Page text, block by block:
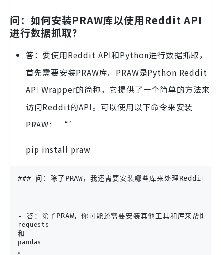
问：如何安装PRAW库以使用Reddit API
进行数据抓取？
答：要使用Reddit API和Python进行数据抓取，
首先需要安装PRAW库。PRAW是Python Reddit
API Wrapper的简称，它提供了一个简单的方法来
访问Reddit的API。可以使用以下命令来安装
PRAW： “`
pip install praw
### 问：除了PRAW，我还需要安装哪些库来处理Reddit数
- 答：除了PRAW，你可能还需要安装其他工具和库来帮助处
requests
和
pandas
。